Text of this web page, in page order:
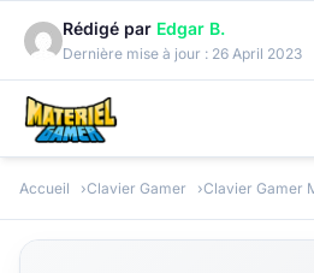
Rédigé par Edgar B.
Dernière mise à jour : 26 April 2023
Accueil Clavier Gamer Clavier Gamer